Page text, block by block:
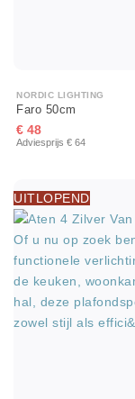
NORDIC LIGHTING
Faro 50cm
€ 48
Adviesprijs € 64
UITLOPEND